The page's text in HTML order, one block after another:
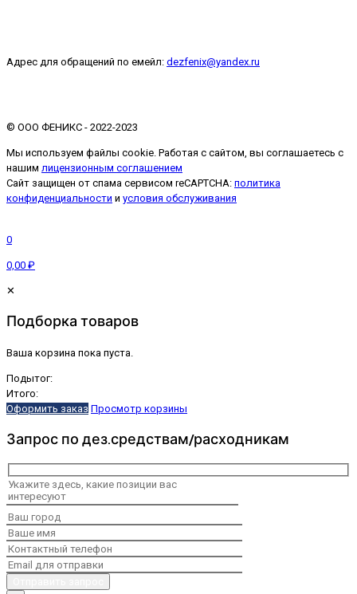
Адрес для обращений по емейл: dezfenix@yandex.ru
©️ ООО ФЕНИКС - 2022-2023
Мы используем файлы cookie. Работая с сайтом, вы соглашаетесь с
нашим лицензионным соглашением
Сайт защищен от спама сервисом reCAPTCHA: политика
конфиденциальности и условия обслуживания
0
0,00 ₽
✕
Подборка товаров
Ваша корзина пока пуста.
Подытог:
Итого:
Оформить заказ Просмотр корзины
Запрос по дез.средствам/расходникам